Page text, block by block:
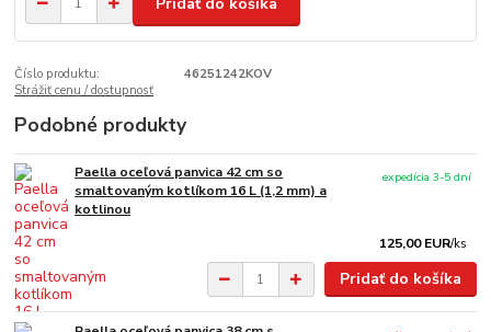
Číslo produktu:
46251242KOV
Strážiť cenu / dostupnosť
Podobné produkty
Paella oceľová panvica 42 cm so
smaltovaným kotlíkom 16 L (1,2 mm) a
kotlinou
125,00 EUR/ks
expedícia 3-5 dní
Pridať do košíka